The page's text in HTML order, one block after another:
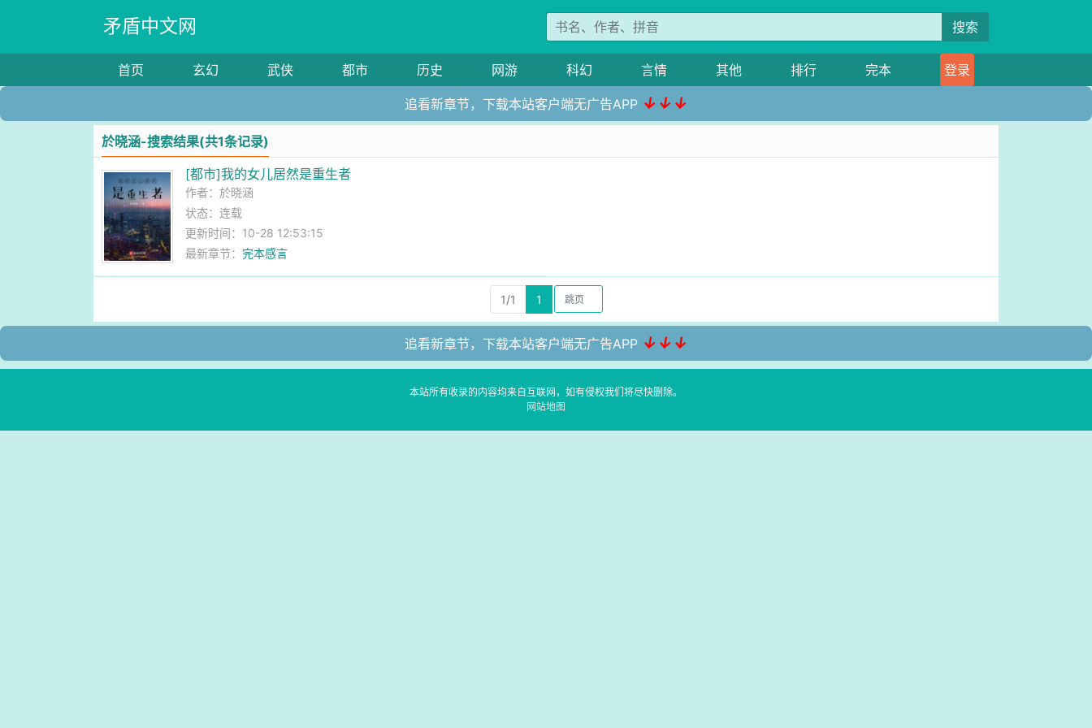
矛盾中文网 搜索
首页 玄幻 武侠 都市 历史 网游 科幻 言情 其他 排行 完本 登录
追看新章节，下载本站客户端无广告APP ↓↓↓
於晓涵-搜索结果(共1条记录)
[都市]我的女儿居然是重生者
作者：於晓涵
状态：连载
更新时间：10-28 12:53:15
最新章节：完本感言
1/1 1
追看新章节，下载本站客户端无广告APP ↓↓↓
本站所有收录的内容均来自互联网，如有侵权我们将尽快删除。
网站地图